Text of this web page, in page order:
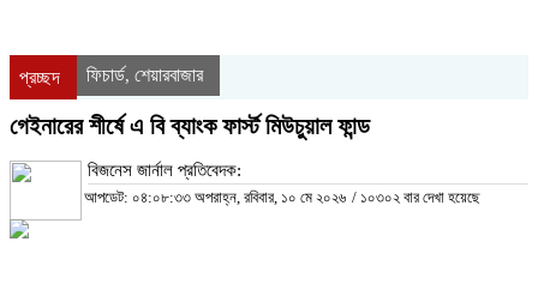
প্রচ্ছদ ফিচার্ড, শেয়ারবাজার
গেইনারের শীর্ষে এ বি ব্যাংক ফার্স্ট মিউচুয়াল ফান্ড
বিজনেস জার্নাল প্রতিবেদক:
আপডেট: ০৪:০৮:৩৩ অপরাহ্ন, রবিবার, ১০ মে ২০২৬ / ১০৩০২ বার দেখা হয়েছে